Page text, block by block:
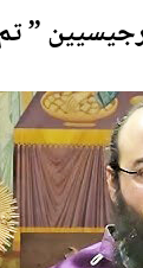
” تم